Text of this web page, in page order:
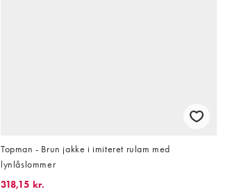
Topman - Brun jakke i imiteret rulam med
lynlåslommer
318,15 kr.